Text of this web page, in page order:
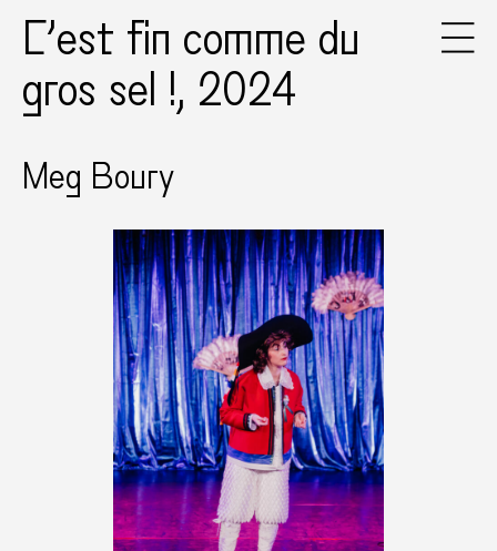
C’est fin comme du
gros sel !, 2024
Meg Boury